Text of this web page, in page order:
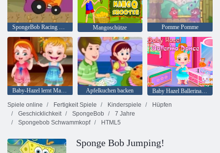
SpongeBob Racing Turnier Mangoschütze Pomme Pomme
Baby-Hazel lernt Manieren Apfelkuchen backen
Baby Hazel Ballerina-Tanz
Spiele online
Fertigkeit Spiele Kinderspiele
Hüpfen
Geschicklichkeit
SpongeBob
7 Jahre
Spongebob Schwammkopf
HTML5
Sponge Bob Jumping!